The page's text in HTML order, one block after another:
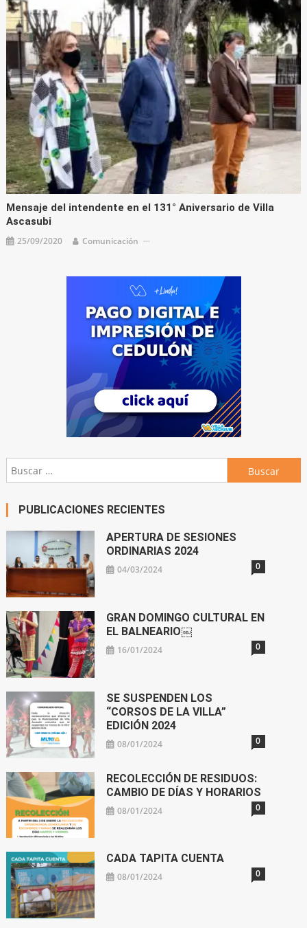
Mensaje del intendente en el 131° Aniversario de Villa
Ascasubi
25/09/2020 Comunicación
Buscar:
PUBLICACIONES RECIENTES
APERTURA DE SESIONES
ORDINARIAS 2024
04/03/2024 0
GRAN DOMINGO CULTURAL EN
EL BALNEARIO￼
16/01/2024 0
SE SUSPENDEN LOS
“CORSOS DE LA VILLA”
EDICIÓN 2024
08/01/2024 0
RECOLECCIÓN DE RESIDUOS:
CAMBIO DE DÍAS Y HORARIOS
08/01/2024 0
CADA TAPITA CUENTA
08/01/2024 0